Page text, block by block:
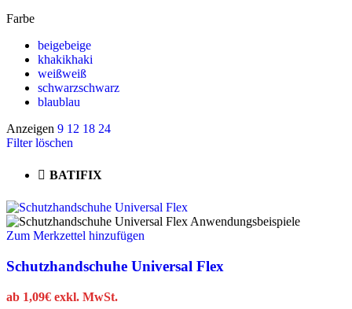
Farbe
beigebeige
khakikhaki
weißweiß
schwarzschwarz
blaublau
Anzeigen 9 12 18 24
Filter löschen
BATIFIX
Zum Merkzettel hinzufügen
Schutzhandschuhe Universal Flex
ab 1,09€ exkl. MwSt.